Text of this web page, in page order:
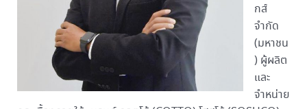
กส์
จำกัด
(มหาชน
) ผู้ผลิต
และ
จำหน่าย